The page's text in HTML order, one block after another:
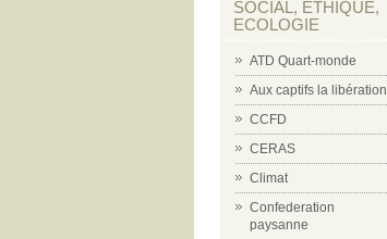
SOCIAL, ETHIQUE,
ECOLOGIE
ATD Quart-monde
Aux captifs la libération
CCFD
CERAS
Climat
Confederation
paysanne